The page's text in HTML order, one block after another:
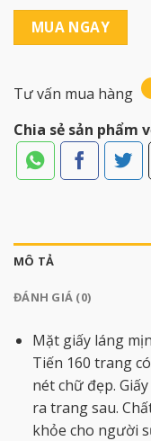
MUA NGAY
Tư vấn mua hàng
Chia sẻ sản phẩm
MÔ TẢ
ĐÁNH GIÁ (0)
Mặt giấy láng
Tiến 160 trang
nét chữ đẹp.
ra trang sau.
khỏe cho người